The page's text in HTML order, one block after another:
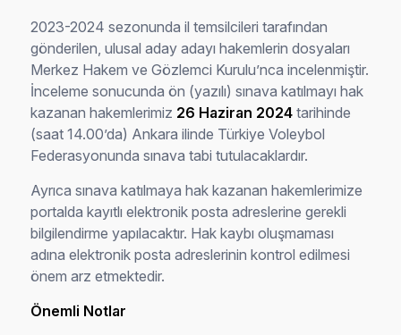
2023-2024 sezonunda il temsilcileri tarafından
gönderilen, ulusal aday adayı hakemlerin dosyaları
Merkez Hakem ve Gözlemci Kurulu’nca incelenmiştir.
İnceleme sonucunda ön (yazılı) sınava katılmayı hak
kazanan hakemlerimiz 26 Haziran 2024 tarihinde
(saat 14.00’da) Ankara ilinde Türkiye Voleybol
Federasyonunda sınava tabi tutulacaklardır.
Ayrıca sınava katılmaya hak kazanan hakemlerimize
portalda kayıtlı elektronik posta adreslerine gerekli
bilgilendirme yapılacaktır. Hak kaybı oluşmaması
adına elektronik posta adreslerinin kontrol edilmesi
önem arz etmektedir.
Önemli Notlar